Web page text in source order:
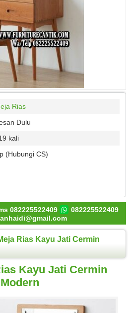
Rias
Dulu
kali
(Hubungi CS)
082225522409
082225522409
Rias Kayu Jati Cermin
Kayu Jati Cermin
Modern